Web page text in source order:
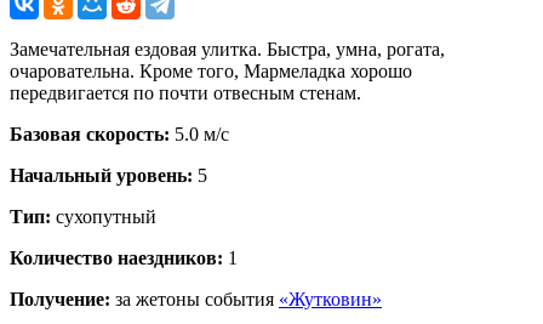
Замечательная ездовая улитка. Быстра, умна, рогата,
очаровательна. Кроме того, Мармеладка хорошо
передвигается по почти отвесным стенам.
Базовая скорость: 5.0 м/с
Начальный уровень: 5
Тип: сухопутный
Количество наездников: 1
Получение: за жетоны события «Жутковин»